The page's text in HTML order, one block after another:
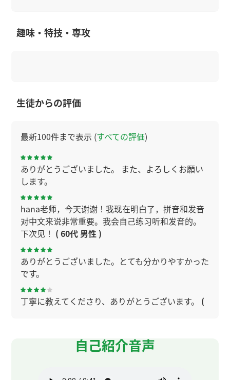
趣味・特技・専攻
生徒からの評価
最新100件まで表示 (すべての評価)
ありがとうございました。 また、よろしくお願い
します。
hana老师，今天谢谢！我现在明白了，拼音和发音
对中文来说非常重要。我会自己练习听和发音的。
下次见！ ( 60代 男性 )
ありがとうございました。とても分かりやすかった
です。
丁寧に教えてくださり、ありがとうございます。 (
とても丁寧に発音指導していただきました。もっと
中国語の勉強をしたいと思います。ありがとうござ
自己紹介音声